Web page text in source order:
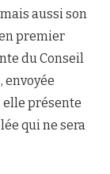
aussi son
premier
du Conseil
envoyée
elle présente
qui ne sera